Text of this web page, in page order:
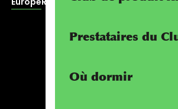
Prestataires du
Où dormir